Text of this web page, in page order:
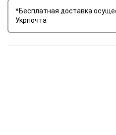
*Бесплатная доставка
Укрпочта